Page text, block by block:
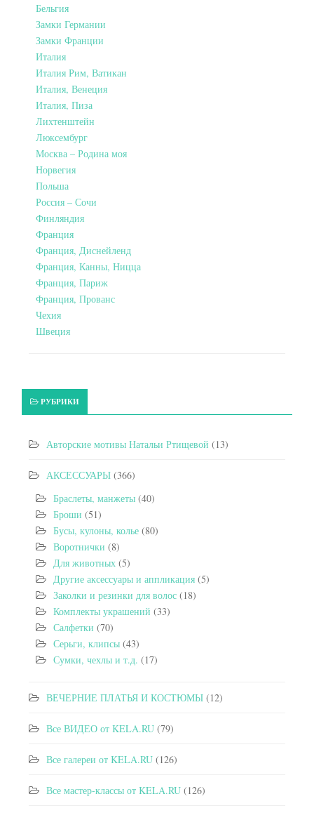
Бельгия
Замки Германии
Замки Франции
Италия
Италия Рим, Ватикан
Италия, Венеция
Италия, Пиза
Лихтенштейн
Люксембург
Москва – Родина моя
Норвегия
Польша
Россия – Сочи
Финляндия
Франция
Франция, Диснейленд
Франция, Канны, Ницца
Франция, Париж
Франция, Прованс
Чехия
Швеция
РУБРИКИ
Авторские мотивы Натальи Ртищевой (13)
АКСЕССУАРЫ (366)
Браслеты, манжеты (40)
Броши (51)
Бусы, кулоны, колье (80)
Воротнички (8)
Для животных (5)
Другие аксессуары и аппликация (5)
Заколки и резинки для волос (18)
Комплекты украшений (33)
Салфетки (70)
Серьги, клипсы (43)
Сумки, чехлы и т.д. (17)
ВЕЧЕРНИЕ ПЛАТЬЯ И КОСТЮМЫ (12)
Все ВИДЕО от KELA.RU (79)
Все галереи от KELA.RU (126)
Все мастер-классы от KELA.RU (126)